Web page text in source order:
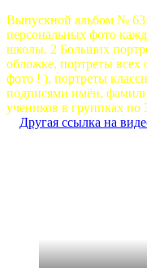
Выпускной альбом №
персональных фото
школы. 2 Больших
обложке, портреты всех
фото ! ), портреты
подписями имён,
учеников в группках по
Другая ссылка на